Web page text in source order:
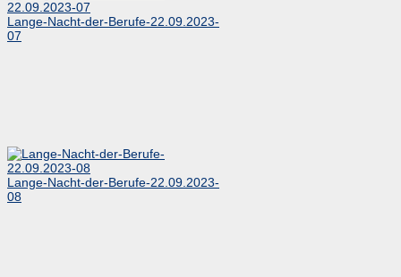
Lange-Nacht-der-Berufe-22.09.2023-
07
Lange-Nacht-der-Berufe-22.09.2023-
08